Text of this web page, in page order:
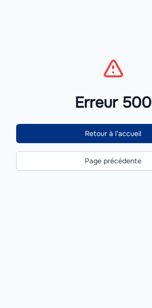
Erreur 500
Retour à l'accueil
Page précédente